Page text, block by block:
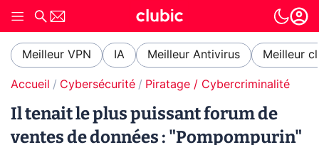
Meilleur VPN IA Meilleur Antivirus Meilleur
Accueil Cybersécurité Piratage / Cybercriminalité
Il tenait le plus puissant forum de
ventes de données : "Pompompurin"